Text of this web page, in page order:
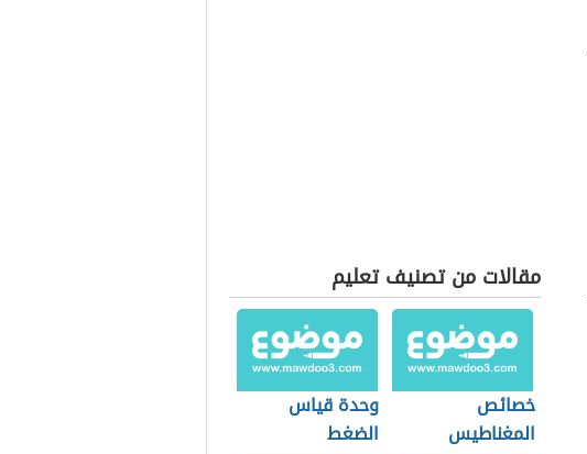
مقالات من تصنيف تعليم
خصائص
المغناطيس
وحدة قياس
الضغط